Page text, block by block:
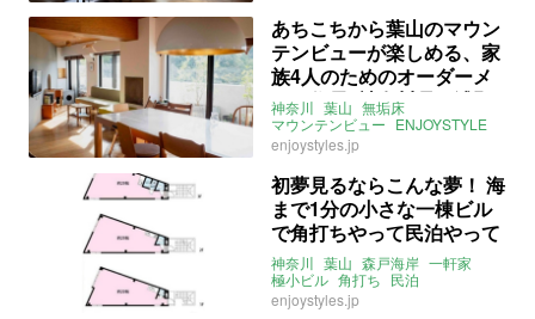
あちこちから葉山のマウン
テンビューが楽しめる、家
族4人のためのオーダーメ
イド住居 (神奈川県三浦郡
96㎡の売買物件)
神奈川 葉山 無垢床
マウンテンビュー ENJOYSTYLE
売買
enjoystyles.jp
初夢見るならこんな夢！ 海
まで1分の小さな一棟ビル
で角打ちやって民泊やって
最上階で暮らす！(神奈川県
三浦郡115.38㎡の売買物
件)
神奈川 葉山 森戸海岸 一軒家
極小ビル 角打ち 民泊
ENJOYSTYLE
enjoystyles.jp